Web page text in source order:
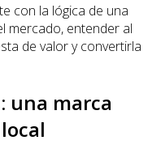
con la lógica de una
mercado, entender al
de valor y convertirla
una marca